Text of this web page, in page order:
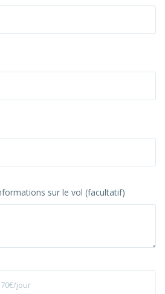
sur le vol (facultatif)
70€/jour